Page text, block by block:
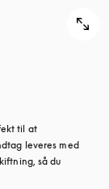
til at
leveres med
så du